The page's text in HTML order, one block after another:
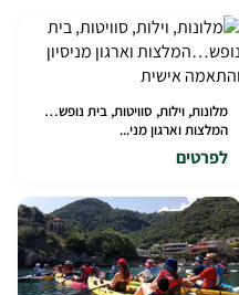
מלונות, וילות, סוויטות, בית נופש…
המלצות וארגון מני...
לפרטים